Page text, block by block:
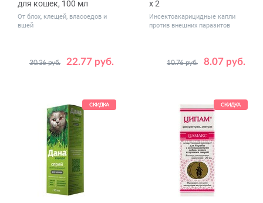
для кошек, 100 мл
От блох, клещей, власоедов и
вшей
22.77 руб.
30.36 руб.
x 2
Инсектоакарицидные капли
против внешних паразитов
8.07 руб.
10.76 руб.
СКИДКА СКИДКА